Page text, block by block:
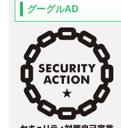
グーグルAD